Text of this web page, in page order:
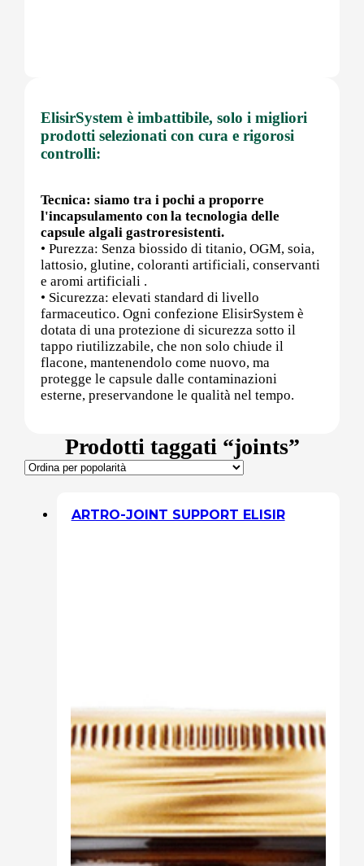
Post Workout
Prostata
Proteine
Sali minerali
Supporto Reni
Altro
Cibo
Burro Ghee Ayurveda
ElisirSystem è imbattibile, solo i migliori
prodotti selezionati con cura e rigorosi
controlli:
Tecnica: siamo tra i pochi a proporre
l'incapsulamento con la tecnologia delle
capsule algali gastroresistenti.
• Purezza: Senza biossido di titanio, OGM, soia,
lattosio, glutine, coloranti artificiali, conservanti
e aromi artificiali .
• Sicurezza: elevati standard di livello
farmaceutico. Ogni confezione ElisirSystem è
dotata di una protezione di sicurezza sotto il
tappo riutilizzabile, che non solo chiude il
flacone, mantenendolo come nuovo, ma
protegge le capsule dalle contaminazioni
esterne, preservandone le qualità nel tempo.
Prodotti taggati “joints”
ARTRO-JOINT SUPPORT ELISIR